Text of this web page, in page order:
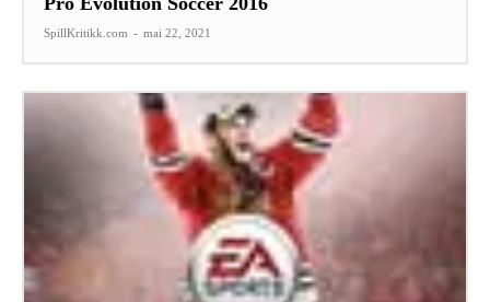
SpillKritikk.com - mai 22, 2021